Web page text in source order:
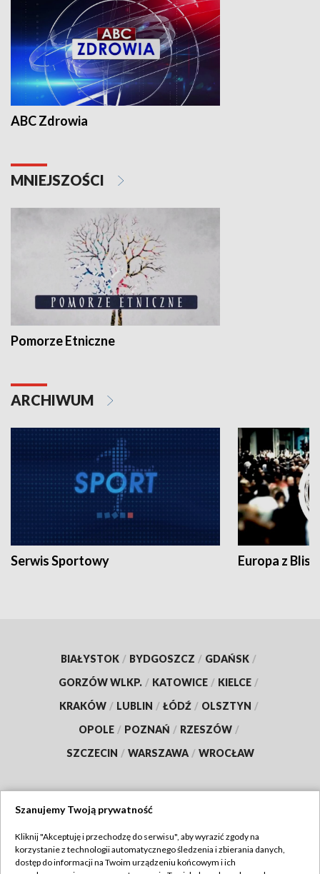
ABC Zdrowia
MNIEJSZOŚCI
Pomorze Etniczne
ARCHIWUM
Serwis Sportowy Europa z
BIAŁYSTOK / BYDGOSZCZ / GDAŃSK /
GORZÓW WLKP. / KATOWICE / KIELCE /
KRAKÓW / LUBLIN / ŁÓDŹ / OLSZTYN /
OPOLE / POZNAŃ / RZESZÓW /
SZCZECIN / WARSZAWA / WROCŁAW
TVP
Szanujemy Twoją prywatność
Kliknij "Akceptuję i przechodzę do serwisu", aby wyrazić zgody na
korzystanie z technologii automatycznego śledzenia i zbierania danych,
dostęp do informacji na Twoim urządzeniu końcowym i ich